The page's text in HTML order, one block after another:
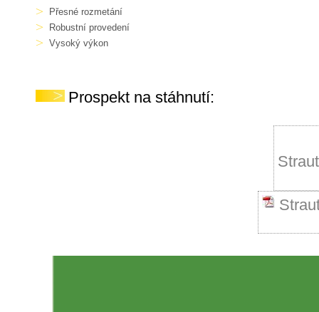
Přesné rozmetání
Robustní provedení
Vysoký výkon
Prospekt na stáhnutí: